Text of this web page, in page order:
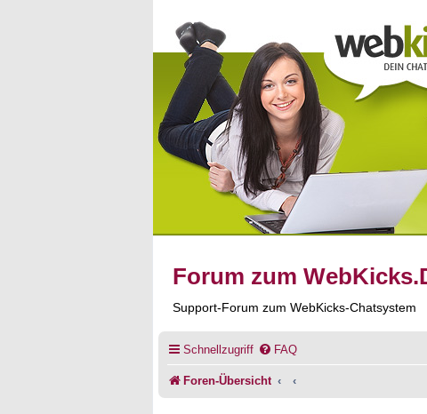
Forum zum
Support-Forum zum WebKicks-Chatsystem
Schnellzugriff FAQ
Foren-Übersicht